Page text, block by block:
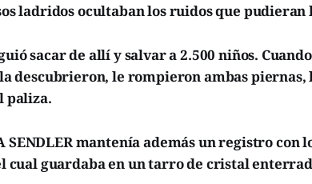
ladridos ocultaban los ruidos que pudieran
sacar de allí y salvar a 2.500 niños.
descubrieron, le rompieron ambas piernas,
paliza.
SENDLER mantenía además un registro con
cual guardaba en un tarro de cristal